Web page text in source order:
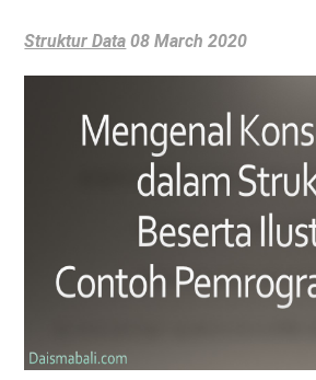
Struktur Data 08 March 2020